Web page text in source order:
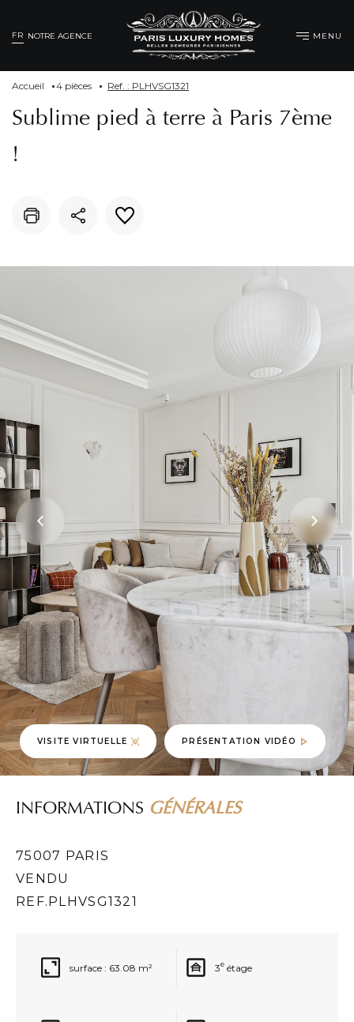
bonnes
%
ACTUALITÉS IMMOBILIÈRES
Immobilier de luxe : Une
logement de 34 %
FR NOTRE AGENCE MENU
Accueil 4 pièces Ref. : PLHVSG1321
Sublime pied à terre à Paris 7ème
!
VISITE VIRTUELLE PRÉSENTATION VIDÉO
INFORMATIONS GÉNÉRALES
75007 PARIS
VENDU
REF.PLHVSG1321
surface : 63.08 m² 3e étage